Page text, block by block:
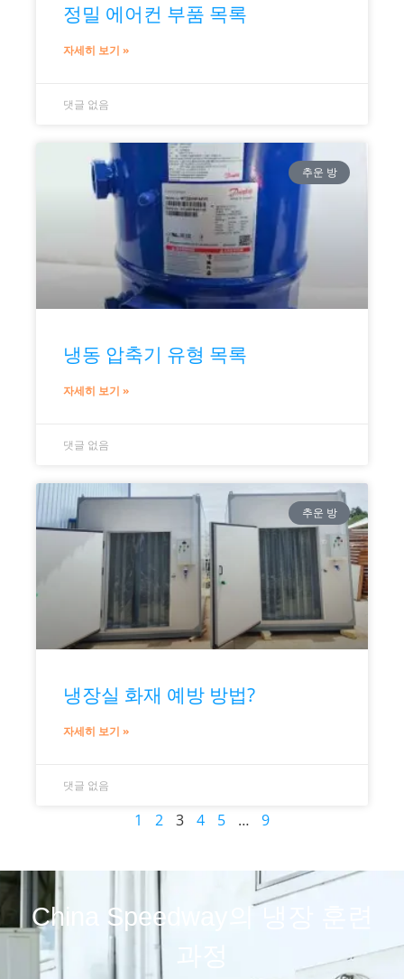
정밀 에어컨 부품 목록
자세히 보기 »
댓글 없음
추운 방
냉동 압축기 유형 목록
자세히 보기 »
댓글 없음
추운 방
냉장실 화재 예방 방법?
자세히 보기 »
댓글 없음
1 2 3 4 5 … 9
China Speedway의 냉장 훈련